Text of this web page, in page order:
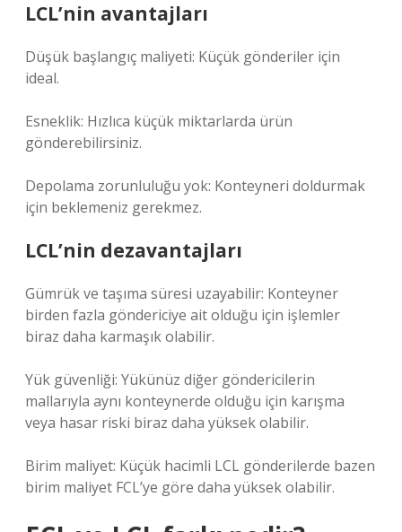
LCL’nin avantajları
Düşük başlangıç maliyeti: Küçük gönderiler için
ideal.
Esneklik: Hızlıca küçük miktarlarda ürün
gönderebilirsiniz.
Depolama zorunluluğu yok: Konteyneri doldurmak
için beklemeniz gerekmez.
LCL’nin dezavantajları
Gümrük ve taşıma süresi uzayabilir: Konteyner
birden fazla göndericiye ait olduğu için işlemler
biraz daha karmaşık olabilir.
Yük güvenliği: Yükünüz diğer göndericilerin
mallarıyla aynı konteynerde olduğu için karışma
veya hasar riski biraz daha yüksek olabilir.
Birim maliyet: Küçük hacimli LCL gönderilerde bazen
birim maliyet FCL’ye göre daha yüksek olabilir.